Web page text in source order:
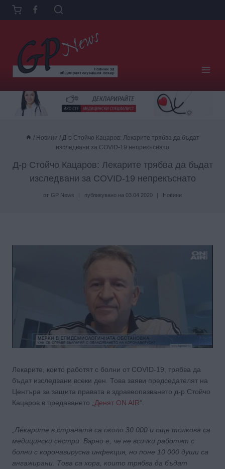
Към
съдържанието
/ Новини / Д-р Стойчо Кацаров: Лекарите трябва да бъдат
изследвани за COVID-19 непрекъснато
Д-р Стойчо Кацаров: Лекарите трябва да бъдат
изследвани за COVID-19 непрекъснато
от GP News публикувано на 03.04.2020 Новини
Лекарите, които работят с болни от COVID-19, трябва да
бъдат изследвани всеки ден. Това заяви председателят на
Центъра за защита правата в здравеопазването д-р Стойчо
Кацаров в предаването „ Денят ON AIR“.
„Лекарите в страната са около 30 000 и още толкова са
медицински сестри. Вярно е, че не всички работят с
болни с коронавирусна инфекция, но поне 10 000 души са
ангажирани. Това са хора, които трябва да бъдат